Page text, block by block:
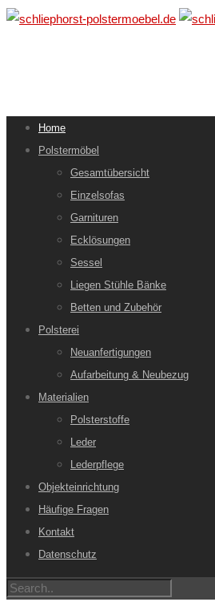
Home
Polstermöbel
Gesamtübersicht
Einzelsofas
Garnituren
Ecklösungen
Sessel
Liegen Stühle Bänke
Betten und Zubehör
Polsterei
Neuanfertigungen
Aufarbeitung & Neubezug
Materialien
Polsterstoffe
Leder
Lederpflege
Objekteinrichtung
Häufige Fragen
Kontakt
Datenschutz